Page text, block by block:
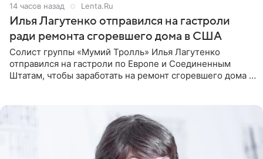
14 часов назад Lenta.Ru
Илья Лагутенко отправился на гастроли
ради ремонта сгоревшего дома в США
Солист группы «Мумий Тролль» Илья Лагутенко
отправился на гастроли по Европе и Соединенным
Штатам, чтобы заработать на ремонт сгоревшего дома в